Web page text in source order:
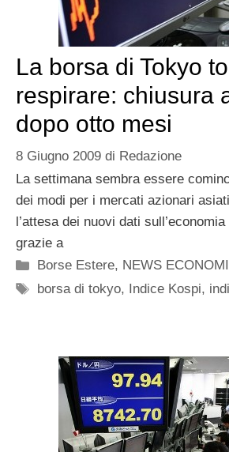
La borsa di Tokyo
respirare: chiusura
dopo otto mesi
8 Giugno 2009 di Redazione
La settimana sembra essere
dei modi per i mercati azionari
l’attesa dei nuovi dati
grazie a
Categorie
Borse Estere, NEWS
Tag
borsa di tokyo, Indice Kospi,